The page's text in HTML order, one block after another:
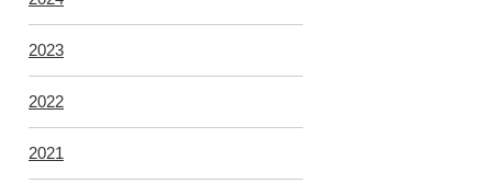
2023
2022
2021